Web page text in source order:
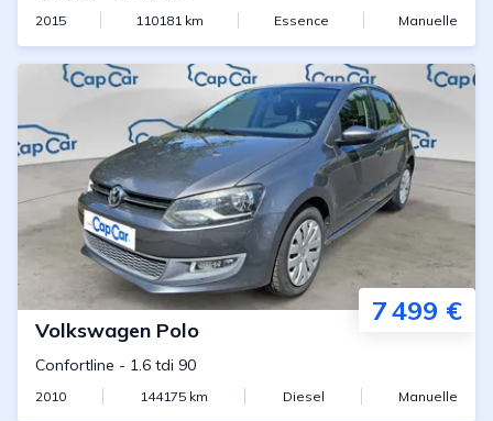
2015 110181 km Essence Manuelle
7 499 €
Volkswagen Polo
Confortline - 1.6 tdi 90
2010 144175 km Diesel Manuelle